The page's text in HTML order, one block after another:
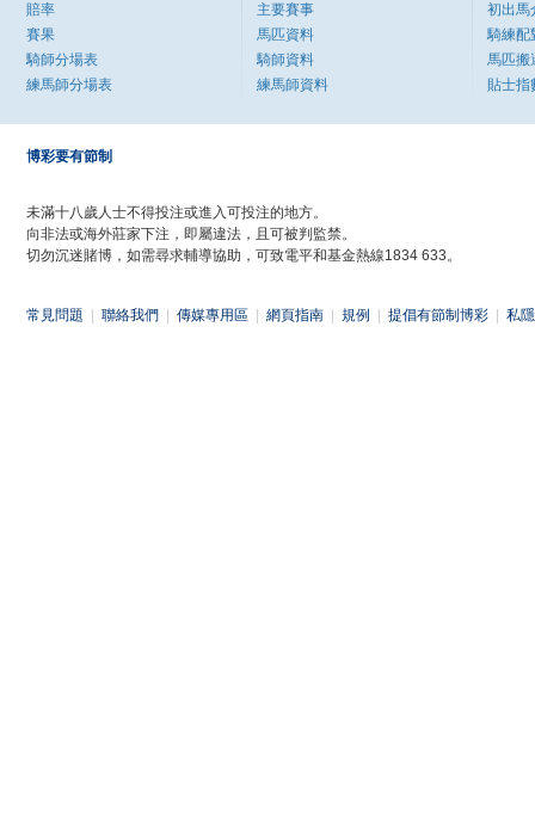
賠率
賽果
騎師分場表
練馬師分場表
主要賽事
馬匹資料
騎師資料
練馬師資料
初出馬
騎練配
馬匹搬
貼士指
博彩要有節制
未滿十八歲人士不得投注或進入可投注的地方。
向非法或海外莊家下注，即屬違法，且可被判監禁。
切勿沉迷賭博，如需尋求輔導協助，可致電平和基金熱線1834 633。
常見問題 聯絡我們 傳媒專用區 網頁指南 規例 提倡有節制博彩 私